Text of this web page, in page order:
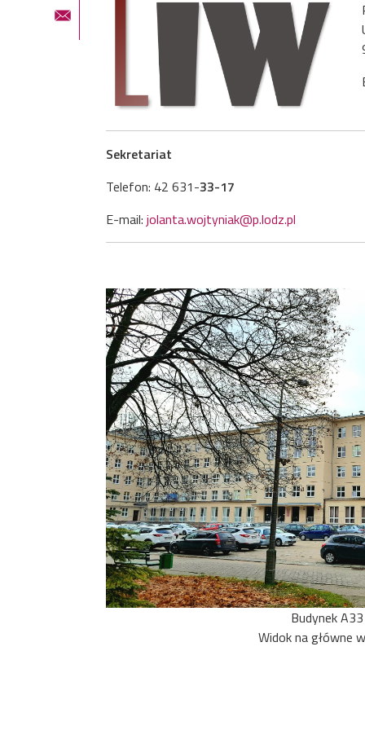
Sekretariat
Telefon: 42 631-33-17
E-mail: jolanta.wojtyniak@p.lodz.pl
Budynek A33
Widok na główne